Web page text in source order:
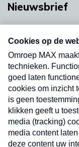
Nieuwsbrief
nieuwsbrief.
uw mailbox.